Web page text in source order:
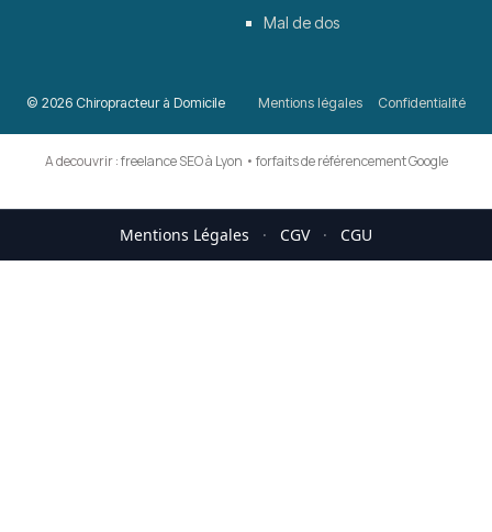
Mal de dos
© 2026 Chiropracteur à Domicile Mentions légales Confidentialité
A decouvrir :freelance SEO à Lyon • forfaits de référencement Google
Mentions Légales · CGV · CGU